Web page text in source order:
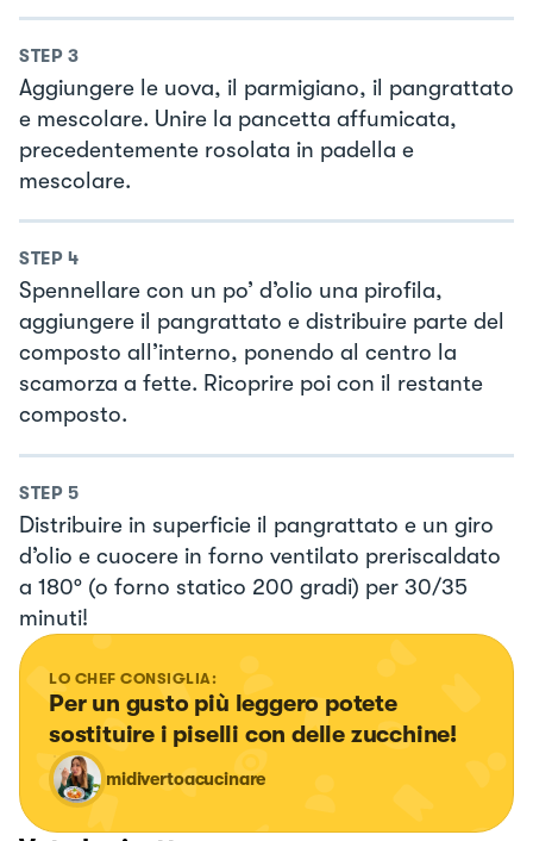
STEP 3
Aggiungere le uova, il parmigiano, il pangrattato
e mescolare. Unire la pancetta affumicata,
precedentemente rosolata in padella e
mescolare.
STEP 4
Spennellare con un po’ d’olio una pirofila,
aggiungere il pangrattato e distribuire parte del
composto all’interno, ponendo al centro la
scamorza a fette. Ricoprire poi con il restante
composto.
STEP 5
Distribuire in superficie il pangrattato e un giro
d’olio e cuocere in forno ventilato preriscaldato
a 180° (o forno statico 200 gradi) per 30/35
minuti!
LO CHEF CONSIGLIA:
Per un gusto più leggero potete
sostituire i piselli con delle zucchine!
midivertoacucinare